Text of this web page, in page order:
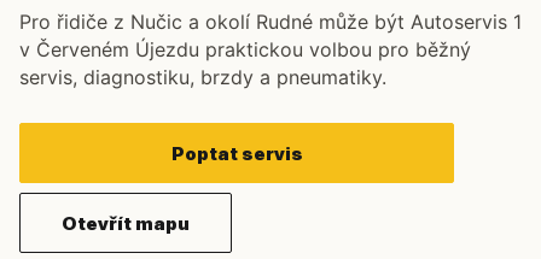
Pro řidiče z Nučic a okolí Rudné může být Autoservis 1
v Červeném Újezdu praktickou volbou pro běžný
servis, diagnostiku, brzdy a pneumatiky.
Poptat servis
Otevřít mapu